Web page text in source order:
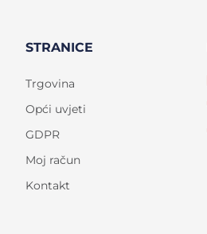
STRANICE
Trgovina
Opći uvjeti
GDPR
Moj račun
Kontakt